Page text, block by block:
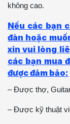
không cao.
Nếu các bạn
đàn hoặc
xin vui lòng
các bạn mua
được đảm bảo:
– Được thợ,
– Được kỹ thuật